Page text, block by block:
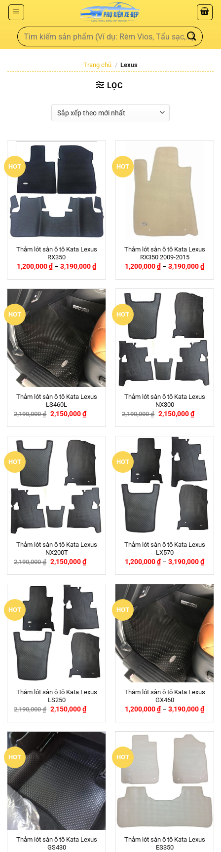
Trang chủ / Lexus
LỌC
HOT
Thảm lót sàn ô tô Kata Lexus
RX350
1,200,000₫ – 3,190,000₫
HOT
Thảm lót sàn ô tô Kata Lexus
RX350 2009-2015
1,200,000₫ – 3,190,000₫
HOT
Thảm lót sàn ô tô Kata Lexus
LS460L
2,190,000₫ 2,150,000₫
HOT
Thảm lót sàn ô tô Kata Lexus
NX300
2,190,000₫ 2,150,000₫
HOT
Thảm lót sàn ô tô Kata Lexus
NX200T
2,190,000₫ 2,150,000₫
HOT
Thảm lót sàn ô tô Kata Lexus
LX570
1,200,000₫ – 3,190,000₫
HOT
Thảm lót sàn ô tô Kata Lexus
LS250
2,190,000₫ 2,150,000₫
HOT
Thảm lót sàn ô tô Kata Lexus
GX460
1,200,000₫ – 3,190,000₫
HOT
Thảm lót sàn ô tô Kata Lexus
GS430
HOT
Thảm lót sàn ô tô Kata Lexus
ES350